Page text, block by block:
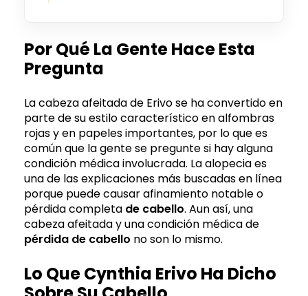
Por Qué La Gente Hace Esta
Pregunta
La cabeza afeitada de Erivo se ha convertido en
parte de su estilo característico en alfombras
rojas y en papeles importantes, por lo que es
común que la gente se pregunte si hay alguna
condición médica involucrada. La alopecia es
una de las explicaciones más buscadas en línea
porque puede causar afinamiento notable o
pérdida completa de cabello. Aun así, una
cabeza afeitada y una condición médica de
pérdida de cabello no son lo mismo.
Lo Que Cynthia Erivo Ha Dicho